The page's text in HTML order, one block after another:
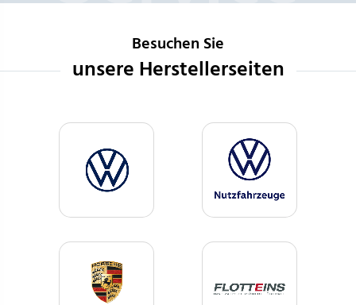
Besuchen Sie
unsere Herstellerseiten